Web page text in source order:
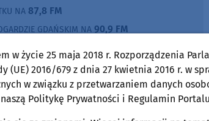
NA 87,8 FM
GDAŃSKIM NA 90,9 FM
KRAJEŃSKIM NA 92,6 FM
CZŁUCHOWIE I TUCHOLI NA99,30 FM
NA105,8 FM
w życie 25 maja 2018 r. Rozporządzenia
(UE) 2016/679 z dnia 27 kwietnia 2016 r. w
w związku z przetwarzaniem danych
Politykę Prywatności i Regulamin